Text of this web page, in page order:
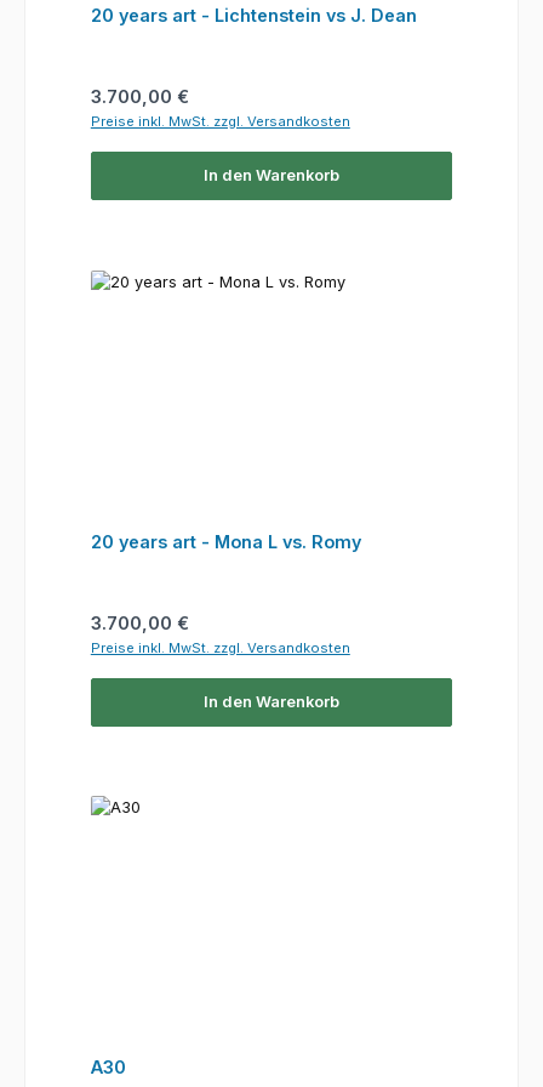
20 years art - Lichtenstein vs J. Dean
Regulärer Preis:
3.700,00 €
Preise inkl. MwSt. zzgl. Versandkosten
In den Warenkorb
20 years art - Mona L vs. Romy
Regulärer Preis:
3.700,00 €
Preise inkl. MwSt. zzgl. Versandkosten
In den Warenkorb
A30